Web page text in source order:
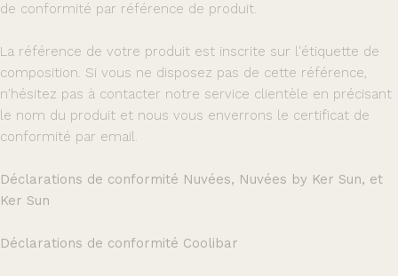
de conformité par référence de produit.
La référence de votre produit est inscrite sur l'étiquette de
composition. Si vous ne disposez pas de cette référence,
n'hésitez pas à contacter notre service clientèle en précisant
le nom du produit et nous vous enverrons le certificat de
conformité par email.
Déclarations de conformité Nuvées, Nuvées by Ker Sun, et
Ker Sun
Déclarations de conformité Coolibar